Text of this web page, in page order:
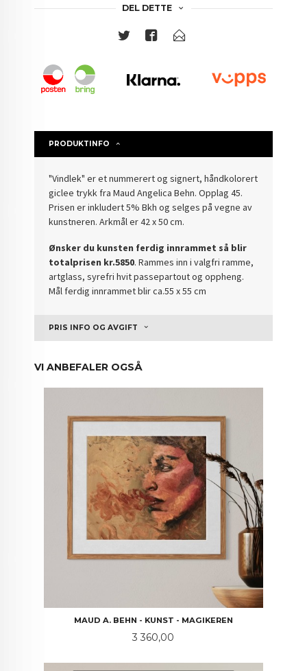
DEL DETTE
PRODUKTINFO
"Vindlek" er et nummerert og signert, håndkolorert
giclee trykk fra Maud Angelica Behn. Opplag 45.
Prisen er inkludert 5% Bkh og selges på vegne av
kunstneren. Arkmål er 42 x 50 cm.
Ønsker du kunsten ferdig innrammet så blir
totalprisen kr.5850. Rammes inn i valgfri ramme,
artglass, syrefri hvit passepartout og oppheng.
Mål ferdig innrammet blir ca.55 x 55 cm
PRIS INFO OG AVGIFT
VI ANBEFALER OGSÅ
MAUD A. BEHN - KUNST - MAGIKEREN
Pris
3 360,00